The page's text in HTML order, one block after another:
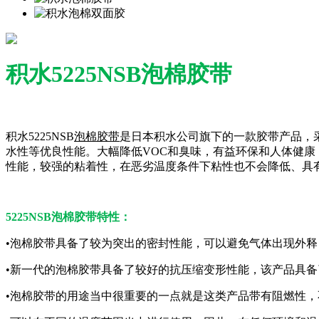
积水5225NSB泡棉胶带
积水5225NSB泡棉胶带是日本积水公司旗下的一款胶带产品
水性等优良性能。大幅降低VOC和臭味，有益环保和人体健
性能，较强的粘着性，在恶劣温度条件下粘性也不会降低、具
5225NSB泡棉胶带特性：
•泡棉胶带具备了较为突出的密封性能，可以避免气体出现外
•新一代的泡棉胶带具备了较好的抗压缩变形性能，该产品具
•泡棉胶带的用途当中很重要的一点就是这类产品带有阻燃性